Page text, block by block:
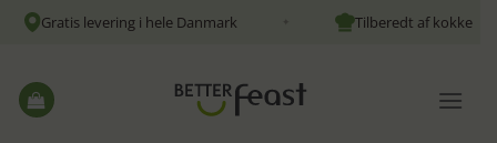
Fortsæt
Gratis levering i hele Danmark Tilberedt af kokke